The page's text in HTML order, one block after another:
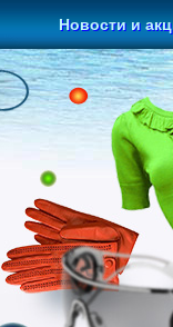
Новости и